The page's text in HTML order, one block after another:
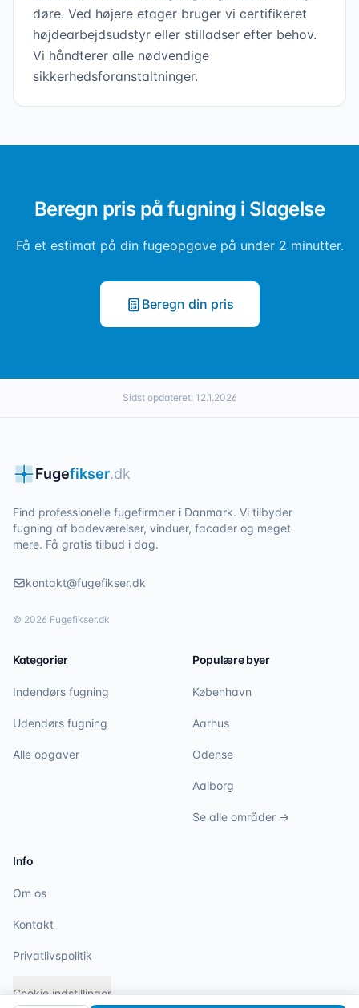
døre. Ved højere etager bruger vi certifikeret
højdearbejdsudstyr eller stilladser efter behov.
Vi håndterer alle nødvendige
sikkerhedsforanstaltninger.
Beregn pris på fugning i Slagelse
Få et estimat på din fugeopgave på under 2 minutter.
Beregn din pris
Sidst opdateret: 12.1.2026
Fugefikser.dk
Find professionelle fugefirmaer i Danmark. Vi tilbyder
fugning af badeværelser, vinduer, facader og meget
mere. Få gratis tilbud i dag.
kontakt@fugefikser.dk
© 2026 Fugefikser.dk
Kategorier
Indendørs fugning
Udendørs fugning
Alle opgaver
Populære byer
København
Aarhus
Odense
Aalborg
Se alle områder →
Info
Om os
Kontakt
Privatlivspolitik
Cookie indstillinger